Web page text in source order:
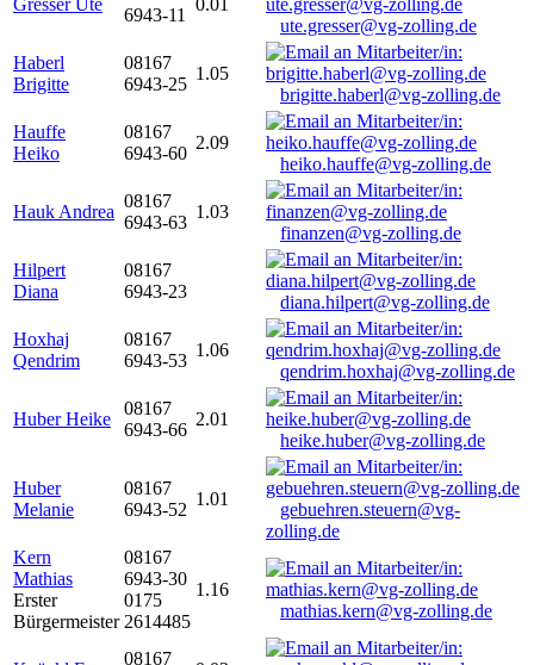
Gresser Ute
6943-11
0.01
ute.gresser@vg-zolling.de
Haberl
Brigitte
08167
6943-25
1.05
brigitte.haberl@vg-zolling.de
Hauffe
Heiko
08167
6943-60
2.09
heiko.hauffe@vg-zolling.de
Hauk Andrea
08167
6943-63
1.03
finanzen@vg-zolling.de
Hilpert
Diana
08167
6943-23
diana.hilpert@vg-zolling.de
Hoxhaj
Qendrim
08167
6943-53
1.06
qendrim.hoxhaj@vg-zolling.de
Huber Heike
08167
6943-66
2.01
heike.huber@vg-zolling.de
Huber
Melanie
08167
6943-52
1.01
gebuehren.steuern@vg-
zolling.de
Kern
Mathias
Erster
Bürgermeister
08167
6943-30
0175
2614485
1.16
mathias.kern@vg-zolling.de
08167